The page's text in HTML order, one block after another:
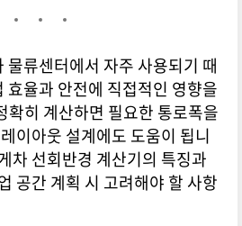
물류센터에서 자주 사용되기 때
효율과 안전에 직접적인 영향을
확히 계산하면 필요한 통로폭을
이아웃 설계에도 도움이 됩니
차 선회반경 계산기의 특징과
공간 계획 시 고려해야 할 사항